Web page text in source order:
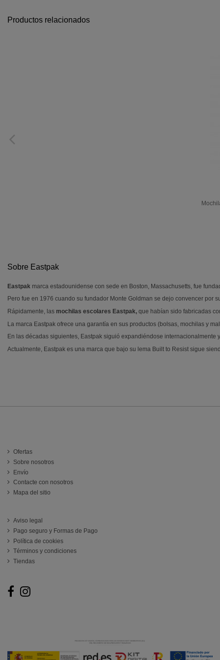
Productos relacionados
Sobre Eastpak
Eastpak marca estadounidense con sede en Boston, Massachusetts, fue
Pero fue en 1976 cuando su fundador Monte Goldman se dejo convencer
Rápidamente, las mochilas escolares Eastpak, que habían sido fabricadas
La marca Eastpak ofrece una garantía en sus productos (bolsas, mochilas y
En las décadas siguientes, Eastpak siguió expandiéndose
Actualmente, Eastpak es una marca que bajo su lema Built to Resist sigue
Ofertas
Sobre nosotros
Envío
Contacte con nosotros
Mapa del sitio
Aviso legal
Pago seguro y Formas de Pago
Política de cookies
Términos y condiciones
Tiendas